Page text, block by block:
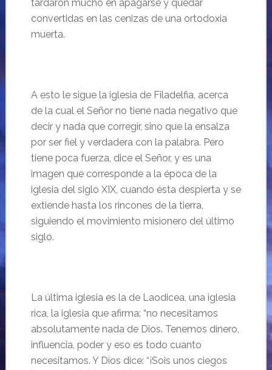
tardaron mucho en apagarse y quedar
convertidas en las cenizas de una ortodoxia
muerta.
A esto le sigue la iglesia de Filadelfia, acerca
de la cual el Señor no tiene nada negativo que
decir y nada que corregir, sino que la ensalza
por ser fiel y verdadera con la palabra. Pero
tiene poca fuerza, dice el Señor, y es una
imagen que corresponde a la época de la
iglesia del siglo XIX, cuando ésta despierta y se
extiende hasta los rincones de la tierra,
siguiendo el movimiento misionero del último
siglo.
La última iglesia es la de Laodicea, una iglesia
rica, la iglesia que afirma: “no necesitamos
absolutamente nada de Dios. Tenemos dinero,
influencia, poder y eso es todo cuanto
necesitamos. Y Dios dice: “¡Sois unos ciegos